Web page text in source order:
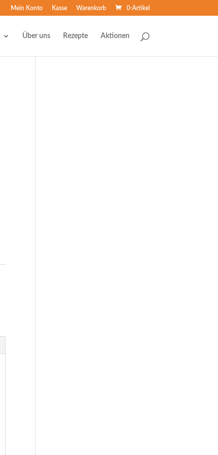
Mein Konto Kasse Warenkorb 0-Artikel
Über uns Rezepte Aktionen